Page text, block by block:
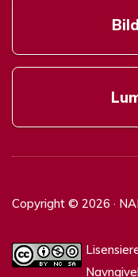
Copyright © 2026 ·